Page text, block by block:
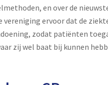
en over de
ervoor dat de
zodat patiënten
zij wel baat bij kunnen